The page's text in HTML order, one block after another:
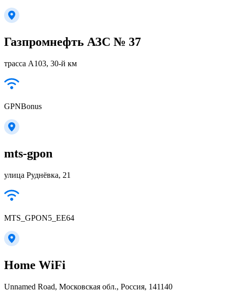
Газпромнефть АЗС № 37
трасса А103, 30-й км
GPNBonus
mts-gpon
улица Руднёвка, 21
MTS_GPON5_EE64
Home WiFi
Unnamed Road, Московская обл., Россия, 141140